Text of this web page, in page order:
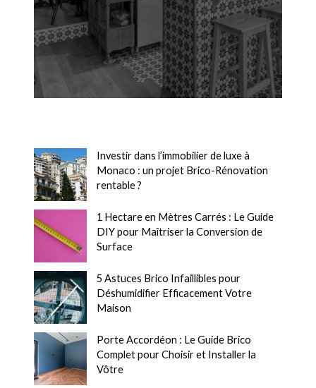
Investir dans l’immobilier de luxe à
Monaco : un projet Brico-Rénovation
rentable ?
1 Hectare en Mètres Carrés : Le Guide
DIY pour Maîtriser la Conversion de
Surface
5 Astuces Brico Infaillibles pour
Déshumidifier Efficacement Votre
Maison
Porte Accordéon : Le Guide Brico
Complet pour Choisir et Installer la
Vôtre